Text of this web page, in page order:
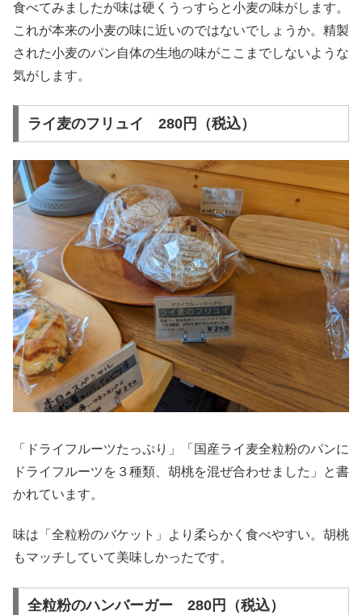
食べてみましたが味は硬くうっすらと小麦の味がします。
これが本来の小麦の味に近いのではないでしょうか。精製
された小麦のパン自体の生地の味がここまでしないような
気がします。
ライ麦のフリュイ 280円（税込）
「ドライフルーツたっぷり」「国産ライ麦全粒粉のパンに
ドライフルーツを３種類、胡桃を混ぜ合わせました」と書
かれています。
味は「全粒粉のバケット」より柔らかく食べやすい。胡桃
もマッチしていて美味しかったです。
全粒粉のハンバーガー 280円（税込）